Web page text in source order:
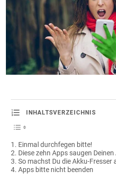
INHALTSVERZEICHNIS
Einmal durchfegen bitte!
Diese zehn Apps saugen Deinen
So machst Du die Akku-Fresser
Apps bitte nicht beenden